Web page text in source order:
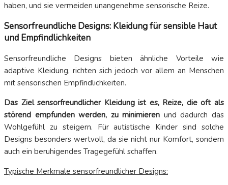
haben, und sie vermeiden unangenehme sensorische Reize.
Sensorfreundliche Designs: Kleidung für sensible Haut
und Empfindlichkeiten
Sensorfreundliche Designs bieten ähnliche Vorteile wie
adaptive Kleidung, richten sich jedoch vor allem an Menschen
mit sensorischen Empfindlichkeiten.
Das Ziel sensorfreundlicher Kleidung ist es, Reize, die oft als
störend empfunden werden, zu minimieren und dadurch das
Wohlgefühl zu steigern. Für autistische Kinder sind solche
Designs besonders wertvoll, da sie nicht nur Komfort, sondern
auch ein beruhigendes Tragegefühl schaffen.
Typische Merkmale sensorfreundlicher Designs: